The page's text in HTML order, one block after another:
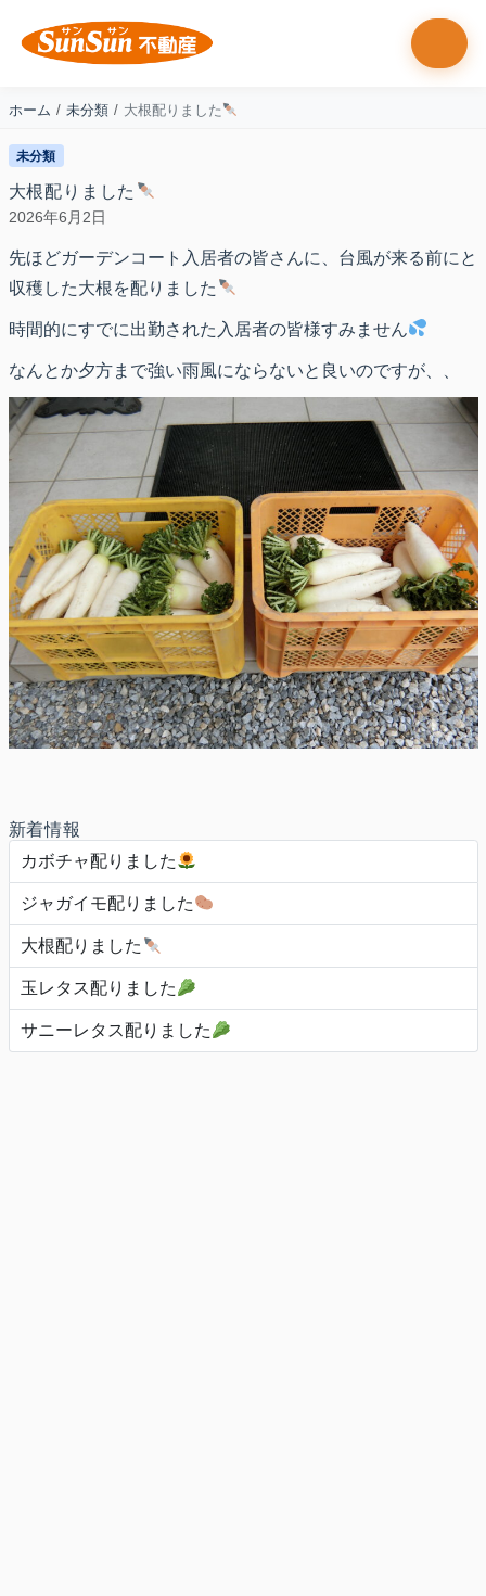
ホーム 未分類 大根配りました
未分類
大根配りました
2026年6月2日
先ほどガーデンコート入居者の皆さんに、台風が来る前にと
収穫した大根を配りました
時間的にすでに出勤された入居者の皆様すみません
なんとか夕方まで強い雨風にならないと良いのですが、、
新着情報
カボチャ配りました
ジャガイモ配りました
大根配りました
玉レタス配りました
サニーレタス配りました